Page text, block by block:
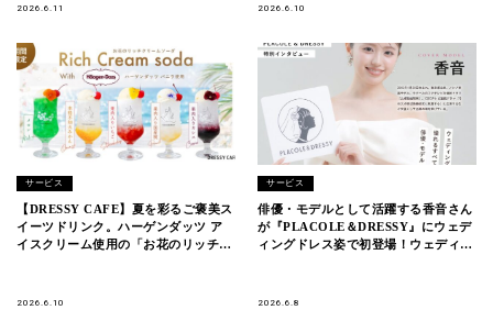
2026.6.11 2026.6.10
サービス
【DRESSY CAFE】夏を彩るご褒美ス
イーツドリンク。ハーゲンダッツ ア
イスクリーム使用の「お花のリッチク
2026.6.10
サービス
俳優・モデルとして活躍する香音さん
が『PLACOLE＆DRESSY』にウェデ
ィングドレス姿で初登場！ウェディン
2026.6.8